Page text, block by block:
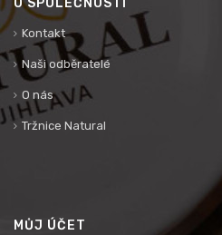
O SPOLEČNOSTI
Kontakt
Naši odběratelé
O nás
Tržnice Natural
MŮJ ÚČET